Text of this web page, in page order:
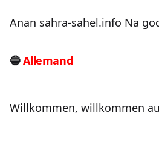
Anan sahra-sahel.info Na
🔵Allemand
Willkommen, willkommen